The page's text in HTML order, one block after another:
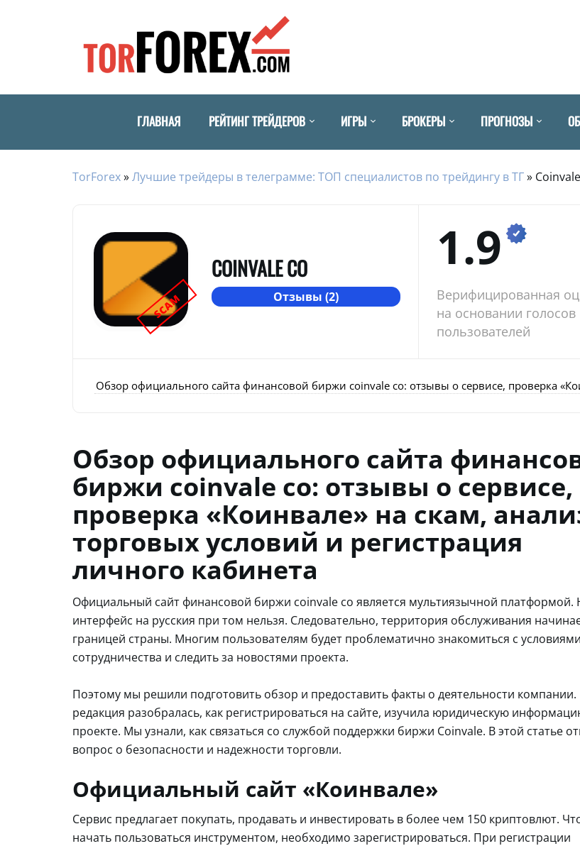
ГЛАВНАЯ РЕЙТИНГ ТРЕЙДЕРОВ ИГРЫ БРОКЕРЫ ПРОГНОЗЫ
TorForex»Лучшие трейдеры в телеграмме: ТОП специалистов по трейдингу в ТГ»
SCAM
COINVALE CO
Отзывы (2)
1.9
Верифицированная
на основании голосов
пользователей
Обзор официального сайта финансовой биржи coinvale co: отзывы о сервисе, проверка
Обзор официального сайта
биржи coinvale co: отзывы о сервисе,
проверка «Коинвале» на скам,
торговых условий и регистрация
личного кабинета
Официальный сайт финансовой биржи coinvale co является мультиязычной платформой.
интерфейс на русския при том нельзя. Следовательно, территория обслуживания
границей страны. Многим пользователям будет проблематично знакомиться с условиями
сотрудничества и следить за новостями проекта.
Поэтому мы решили подготовить обзор и предоставить факты о деятельности
редакция разобралась, как регистрироваться на сайте, изучила юридическую
проекте. Мы узнали, как связаться со службой поддержки биржи Coinvale. В этой статье
вопрос о безопасности и надежности торговли.
Официальный сайт «Коинвале»
Сервис предлагает покупать, продавать и инвестировать в более чем 150 криптовлют.
начать пользоваться инструментом, необходимо зарегистрироваться. При регистрации